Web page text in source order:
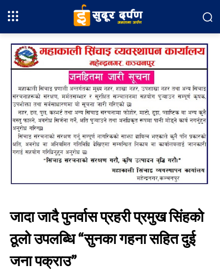
जादा जादै पुनर्वास प्रहरी प्रमुख सिंहको
ठूलो उपलब्धि “सुनका गहना सहित दुई
जना पक्राउ”